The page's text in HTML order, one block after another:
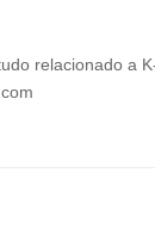
relacionado a